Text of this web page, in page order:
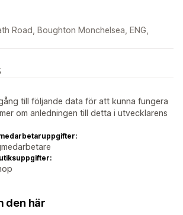
Road, Boughton Monchelsea, ENG,
till följande data för att kunna fungera
om anledningen till detta i utvecklarens
den här